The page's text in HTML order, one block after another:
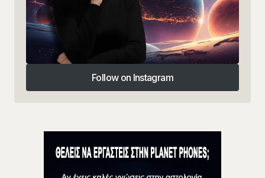
Follow on Instagram
Follow on Instagram